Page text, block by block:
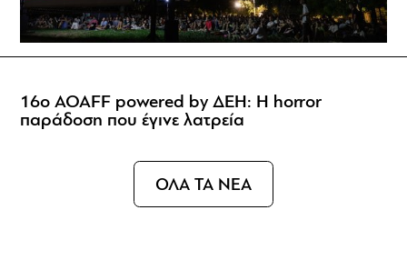
16ο AOAFF powered by ΔΕΗ: Η horror
παράδοση που έγινε λατρεία
ΟΛΑ ΤΑ ΝΕΑ